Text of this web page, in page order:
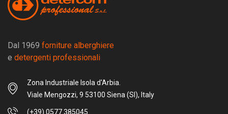
Dal 1969 forniture alberghiere
e detergenti professionali
Zona Industriale Isola d'Arbia.
Viale Mengozzi, 9 53100 Siena (SI), Italy
(+39) 0577 385045